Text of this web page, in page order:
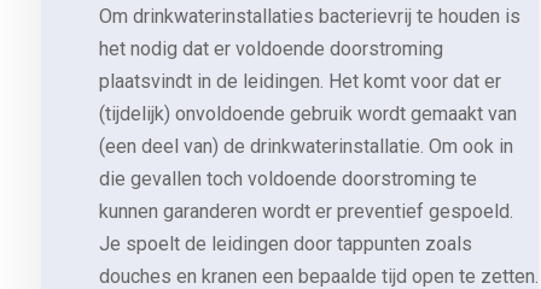
Om drinkwaterinstallaties bacterievrij te houden is
het nodig dat er voldoende doorstroming
plaatsvindt in de leidingen. Het komt voor dat er
(tijdelijk) onvoldoende gebruik wordt gemaakt van
(een deel van) de drinkwaterinstallatie. Om ook in
die gevallen toch voldoende doorstroming te
kunnen garanderen wordt er preventief gespoeld.
Je spoelt de leidingen door tappunten zoals
douches en kranen een bepaalde tijd open te zetten.